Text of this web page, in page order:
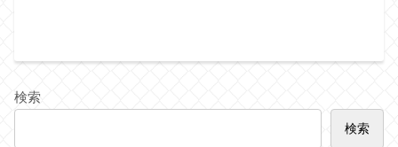
検索
検索